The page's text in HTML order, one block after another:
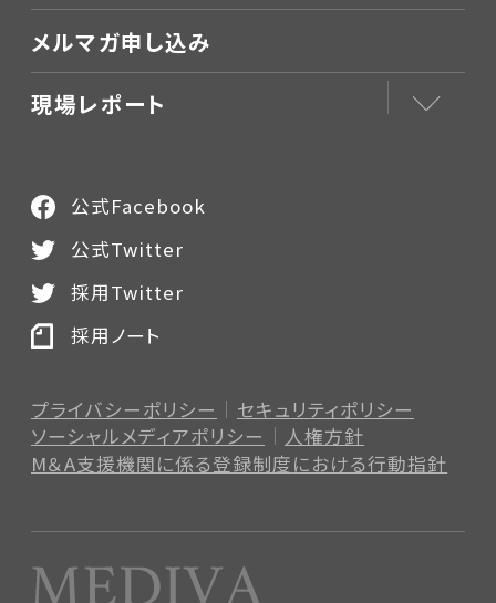
メルマガ申し込み
現場レポート
プライバシーポリシー
セキュリティポリシー
ソーシャルメディアポリシー
人権方針
M＆A支援機関に係る登録制度における行動指針
公式Facebook
公式Twitter
採用Twitter
採用ノート